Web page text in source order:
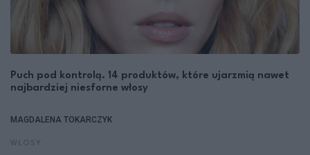
Puch pod kontrolą. 14 produktów, które ujarzmią nawet
najbardziej niesforne włosy
MAGDALENA TOKARCZYK